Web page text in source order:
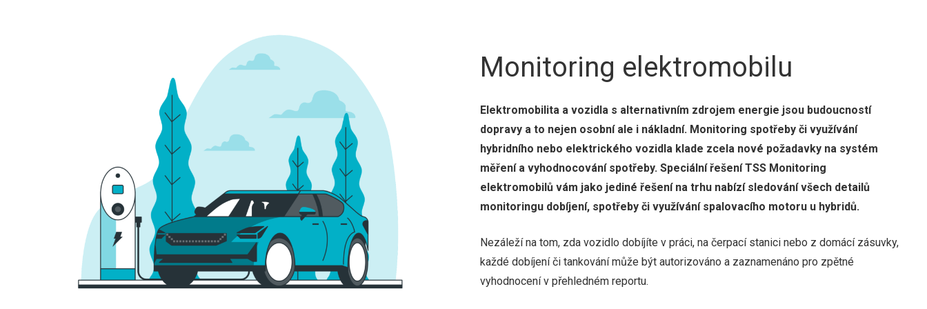
Monitoring elektromobilu
Elektromobilita a vozidla s alternativním zdrojem energie jsou budoucností
dopravy a to nejen osobní ale i nákladní. Monitoring spotřeby či využívání
hybridního nebo elektrického vozidla klade zcela nové požadavky na systém
měření a vyhodnocování spotřeby. Speciální řešení TSS Monitoring
elektromobilů vám jako jediné řešení na trhu nabízí sledování všech detailů
monitoringu dobíjení, spotřeby či využívání spalovacího motoru u hybridů.
Nezáleží na tom, zda vozidlo dobíjíte v práci, na čerpací stanici nebo z domácí zásuvky,
každé dobíjení či tankování může být autorizováno a zaznamenáno pro zpětné
vyhodnocení v přehledném reportu.